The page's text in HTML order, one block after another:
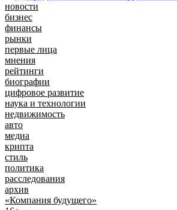
новости
бизнес
финансы
рынки
первые лица
мнения
рейтинги
биографии
цифровое развитие
наука и технологии
недвижимость
авто
медиа
крипта
стиль
политика
расследования
архив
«Компания будущего»